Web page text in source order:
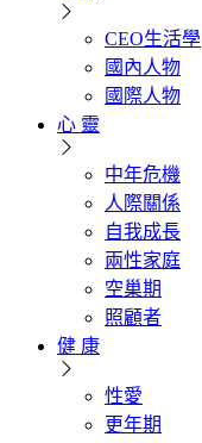
CEO生活學
國內人物
國際人物
心 靈
中年危機
人際關係
自我成長
兩性家庭
空巢期
照顧者
健 康
性愛
更年期